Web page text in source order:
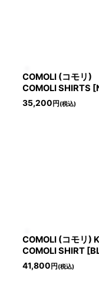
COMOLI (コモリ)
COMOLI SHIRTS
35,200 円 (税込)
COMOLI (コモリ)
COMOLI SHIRT
41,800 円 (税込)